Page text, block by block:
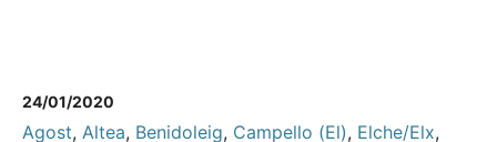
24/01/2020
Agost, Altea, Benidoleig, Campello (El), Elche/Elx,